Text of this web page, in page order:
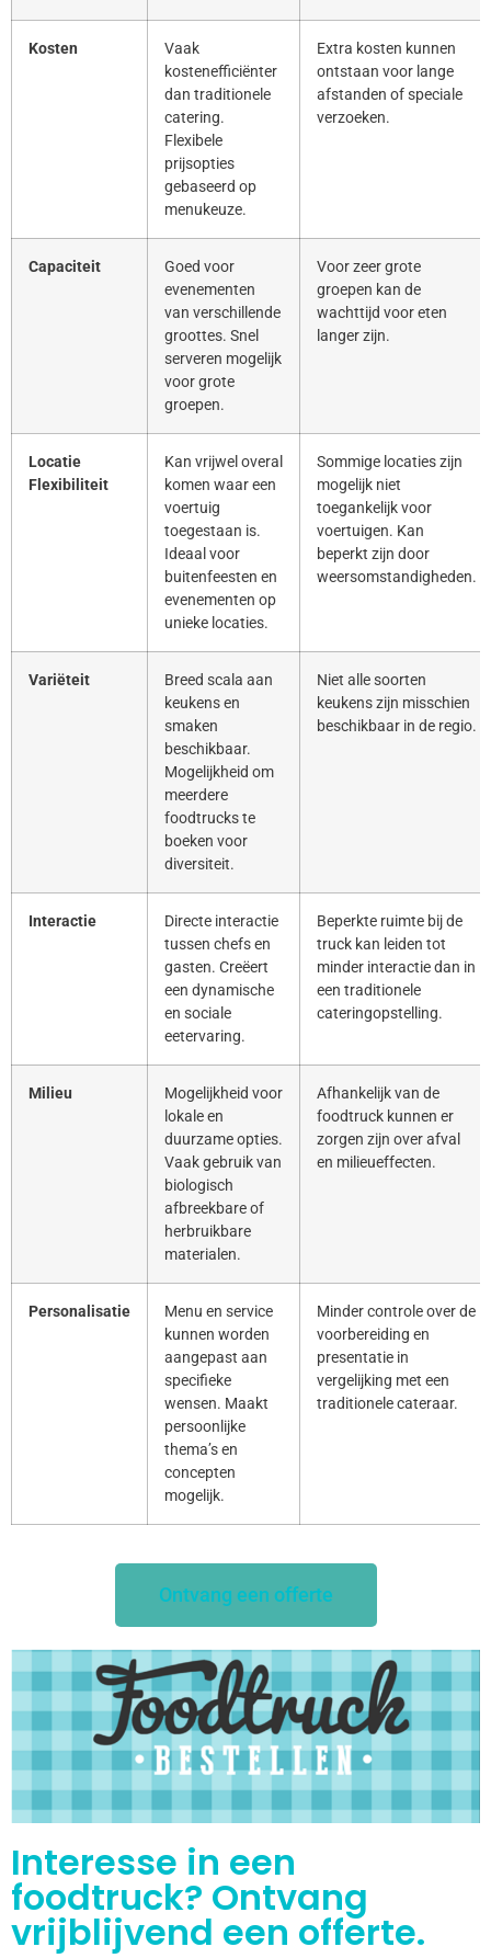
Kosten
Vaak
kostenefficiënter
dan traditionele
catering.
Flexibele
prijsopties
gebaseerd op
menukeuze.
Extra kosten kunnen
ontstaan voor lange
afstanden of speciale
verzoeken.
Capaciteit
Goed voor
evenementen
van verschillende
groottes. Snel
serveren mogelijk
voor grote
groepen.
Voor zeer grote
groepen kan de
wachttijd voor eten
langer zijn.
Locatie
Flexibiliteit
Kan vrijwel overal
komen waar een
voertuig
toegestaan is.
Ideaal voor
buitenfeesten en
evenementen op
unieke locaties.
Sommige locaties zijn
mogelijk niet
toegankelijk voor
voertuigen. Kan
beperkt zijn door
weersomstandigheden.
Variëteit
Breed scala aan
keukens en
smaken
beschikbaar.
Mogelijkheid om
meerdere
foodtrucks te
boeken voor
diversiteit.
Niet alle soorten
keukens zijn misschien
beschikbaar in de regio.
Interactie
Directe interactie
tussen chefs en
gasten. Creëert
een dynamische
en sociale
eetervaring.
Beperkte ruimte bij de
truck kan leiden tot
minder interactie dan in
een traditionele
cateringopstelling.
Milieu
Mogelijkheid voor
lokale en
duurzame opties.
Vaak gebruik van
biologisch
afbreekbare of
herbruikbare
materialen.
Afhankelijk van de
foodtruck kunnen er
zorgen zijn over afval
en milieueffecten.
Personalisatie
Menu en service
kunnen worden
aangepast aan
specifieke
wensen. Maakt
persoonlijke
thema’s en
concepten
mogelijk.
Minder controle over de
voorbereiding en
presentatie in
vergelijking met een
traditionele cateraar.
Ontvang een offerte
Interesse in een
foodtruck? Ontvang
vrijblijvend een offerte.